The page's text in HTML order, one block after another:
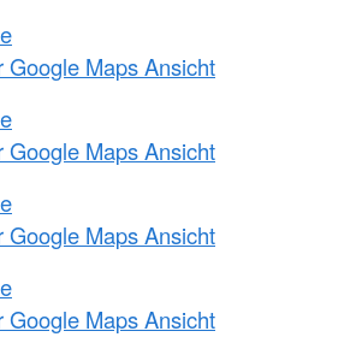
Google Maps Ansicht
Google Maps Ansicht
Google Maps Ansicht
Google Maps Ansicht